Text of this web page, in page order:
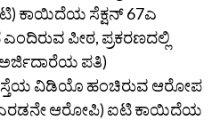
ಕಾಯಿದೆಯ ಸೆಕ್ಷನ್ 67ಎ
ಪೀಠ, ಪ್ರಕರಣದಲ್ಲಿ
ಪತಿ)
ವಿಡಿಯೊ ಹಂಚಿರುವ ಆರೋಪ
(ಎರಡನೇ ಆರೋಪಿ) ಐಟಿ ಕಾಯಿದೆಯ